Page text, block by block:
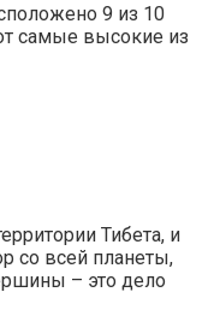
9 из 10
самые высокие из
Тибета, и
со всей планеты,
– это дело